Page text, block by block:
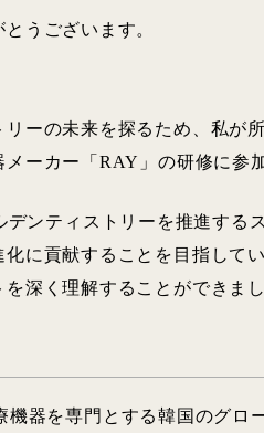
うございます。
ーの未来を探るため、私が
ーカー「RAY」の研修に参
ンティストリーを推進する
に貢献することを目指して
深く理解することができまし
器を専門とする韓国のグロ